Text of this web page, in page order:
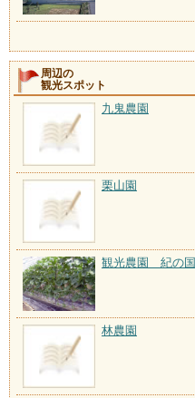
周辺の
観光スポット
九鬼農園
栗山園
観光農園 紀の国
林農園